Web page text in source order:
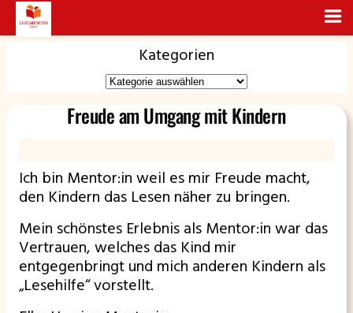
Kategorien
Freude am Umgang mit Kindern
Ich bin Mentor:in weil es mir Freude macht,
den Kindern das Lesen näher zu bringen.
Mein schönstes Erlebnis als Mentor:in war das
Vertrauen, welches das Kind mir
entgegenbringt und mich anderen Kindern als
„Lesehilfe“ vorstellt.